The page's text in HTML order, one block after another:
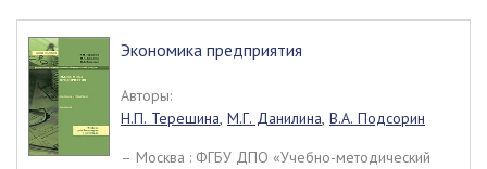
Экономика предприятия
Авторы:
Н.П. Терешина, М.Г. Данилина, В.А. Подсорин
– Москва : ФГБУ ДПО «Учебно-методический